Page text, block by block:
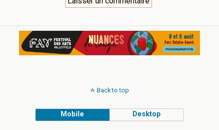
Back to top
Mobile Desktop